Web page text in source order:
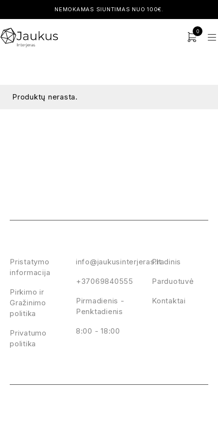
NEMOKAMAS SIUNTIMAS NUO 100€.
0
Produktų nerasta.
info@jaukusinterjeras.lt
+37069840555
Pirmadienis -
Penktadienis
8:00 - 18:00
Pradinis
Parduotuvė
Kontaktai
Pristatymo
informacija
Pirkimo ir
Gražinimo
politika
Privatumo
politika